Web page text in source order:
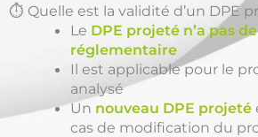
⏱️ Quelle est la validité d’un DPE
Le DPE projeté n’a pas
réglementaire
Il est applicable pour le
analysé
Un nouveau DPE projeté
cas de modification du